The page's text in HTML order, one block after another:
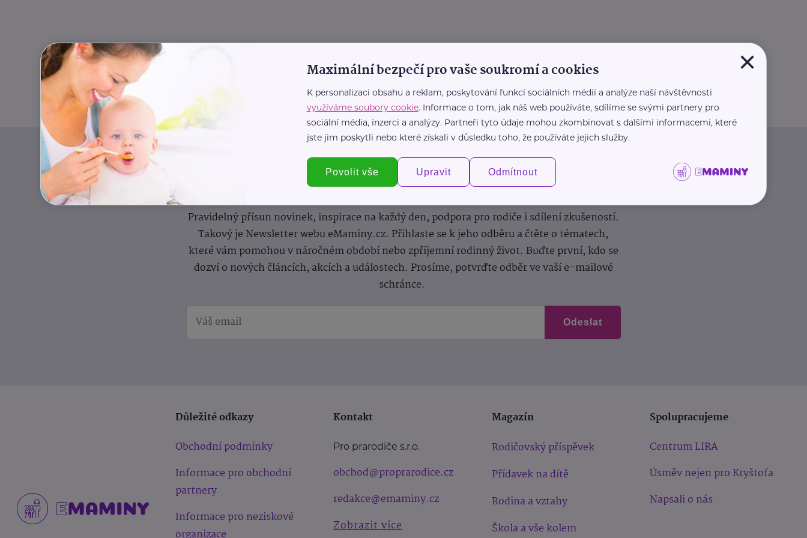
Newsletter
Pravidelný přísun novinek, inspirace na každý den, podpora pro rodiče i sdílení zkušeností.
Takový je Newsletter webu eMaminy.cz. Přihlaste se k jeho odběru a čtěte o tématech,
které vám pomohou v náročném období nebo zpříjemní rodinný život. Buďte první, kdo se
dozví o nových článcích, akcích a událostech. Prosíme, potvrďte odběr ve vaší e-mailové
schránce.
Odeslat
Důležité odkazy
Obchodní podmínky
Informace pro obchodní
partnery
Informace pro neziskové
organizace
Kontakt
Pro prarodiče s.r.o.
obchod@proprarodice.cz
redakce@emaminy.cz
Zobrazit více
Magazín
Rodičovský příspěvek
Přídavek na dítě
Rodina a vztahy
Škola a vše kolem
Spolupracujeme
Centrum LIRA
Úsměv nejen pro Kryštofa
Napsali o nás
×
Maximální bezpečí pro vaše soukromí a cookies
K personalizaci obsahu a reklam, poskytování funkcí sociálních médií a analýze naší návštěvnosti
využíváme soubory cookie. Informace o tom, jak náš web používáte, sdílíme se svými partnery pro
sociální média, inzerci a analýzy. Partneři tyto údaje mohou zkombinovat s dalšími informacemi, které
jste jim poskytli nebo které získali v důsledku toho, že používáte jejich služby.
Povolit vše Upravit Odmítnout